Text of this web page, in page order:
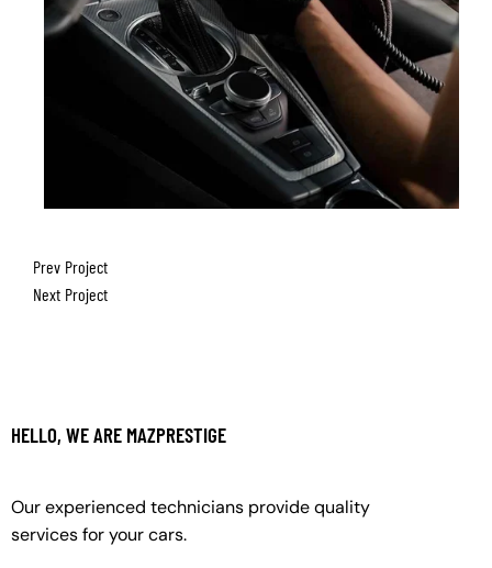
Prev Project
Next Project
HELLO, WE ARE MAZPRESTIGE
Our experienced technicians provide quality
services for your cars.